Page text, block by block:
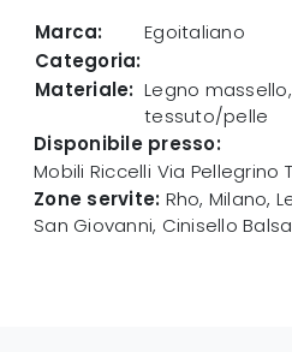
Marca:
Egoitaliano
Categoria:
Materiale: Legno
tessuto/pelle
Disponibile presso:
Mobili Riccelli Via Pellegrino
Zone servite: Rho, Milano,
San Giovanni, Cinisello